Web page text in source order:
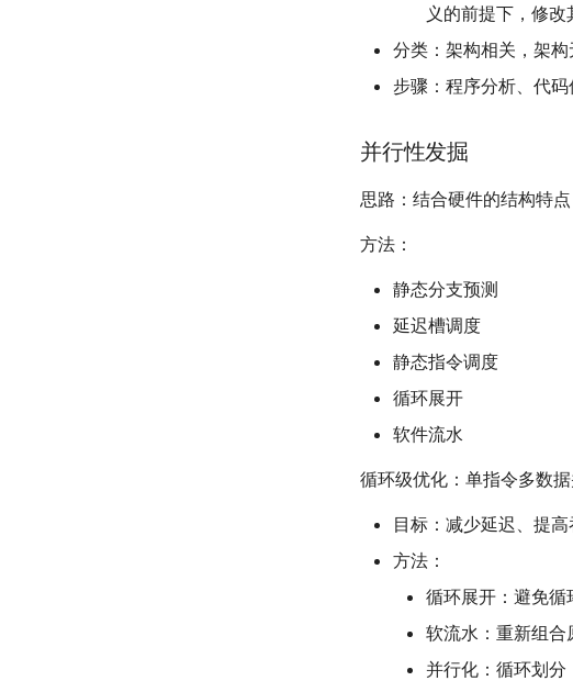
义的前提下，修
分类：架构相关，架构
步骤：程序分析、代
并行性发掘
思路：结合硬件的结构特
方法：
静态分支预测
延迟槽调度
静态指令调度
循环展开
软件流水
循环级优化：单指令多数
目标：减少延迟、提
方法：
循环展开：避免循
软流水：重新组
并行化：循环划